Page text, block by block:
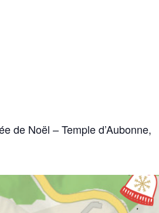
de Noël – Temple d’Aubonne,